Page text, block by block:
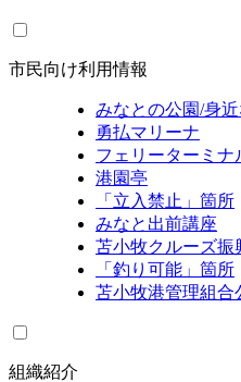
市民向け利用情報
みなとの公園/身
勇払マリーナ
フェリーターミナ
港園亭
「立入禁止」箇所
みなと出前講座
苫小牧クルーズ振
「釣り可能」箇所
苫小牧港管理組合
組織紹介